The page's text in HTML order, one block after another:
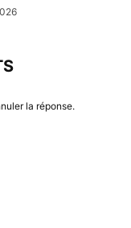
la réponse.